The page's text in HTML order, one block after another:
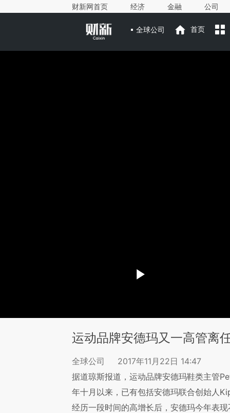
财新网首页 经济 金融 公司
全球公司 首页
运动品牌安德玛又一高管离
全球公司
2017年11月22日 14:47
据道琼斯报道，运动品牌安德玛鞋类主管
年十月以来，已有包括安德玛联合创始人
经历一段时间的高增长后，安德玛今年表